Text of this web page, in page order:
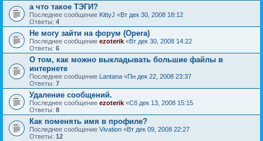
а что такое ТЭГИ?
Последнее сообщение KittyJ «Вт дек 30, 2008 18:12
Ответы: 4
Не могу зайти на форум (Opera)
Последнее сообщение ezoterik «Вт дек 30, 2008 14:22
Ответы: 6
О том, как можно выкладывать большие файлы в
интернете
Последнее сообщение Lantana «Пн дек 22, 2008 23:37
Ответы: 7
Удаление сообщений.
Последнее сообщение ezoterik «Сб дек 13, 2008 15:15
Ответы: 8
Как поменять имя в профиле?
Последнее сообщение Vivation «Вт дек 09, 2008 22:27
Ответы: 12